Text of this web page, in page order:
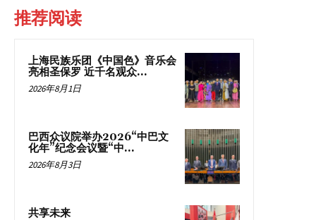
推荐阅读
上海民族乐团《中国色》音乐会
亮相圣保罗 近千名观众...
2026年8月1日
巴西众议院举办2026“中巴文
化年”纪念会议暨“中...
2026年8月3日
共享未来